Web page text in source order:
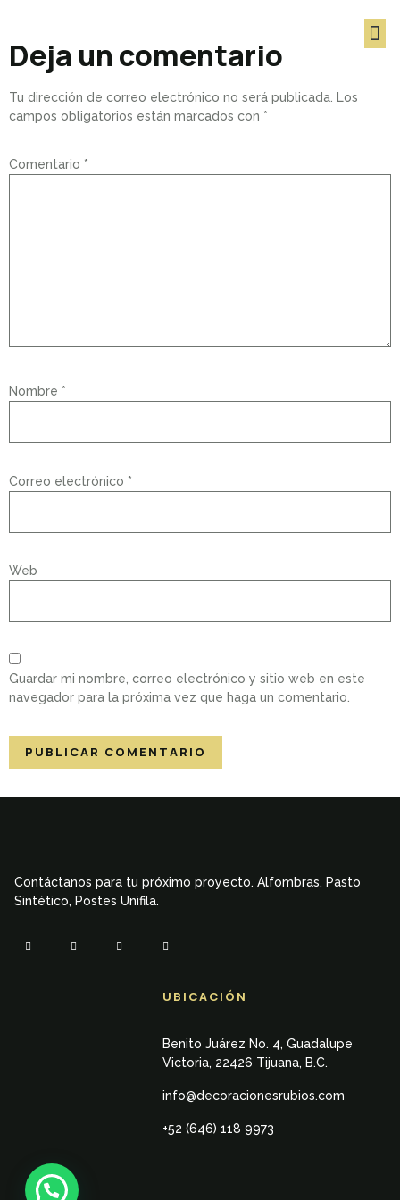
Deja un comentario
Tu dirección de correo electrónico no será publicada. Los
campos obligatorios están marcados con *
Comentario *
Nombre *
Correo electrónico *
Web
Guardar mi nombre, correo electrónico y sitio web en este
navegador para la próxima vez que haga un comentario.
Contáctanos para tu próximo proyecto. Alfombras, Pasto
Sintético, Postes Unifila.
UBICACIÓN
Benito Juárez No. 4, Guadalupe
Victoria, 22426 Tijuana, B.C.
info@decoracionesrubios.com
+52 (646) 118 9973